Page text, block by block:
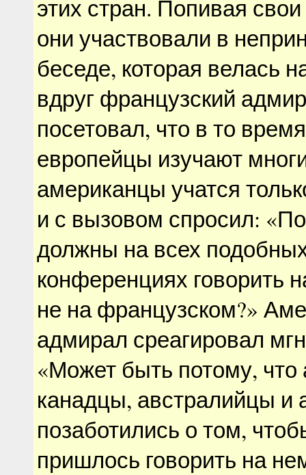
этих стран. Попивая
они участвовали в
беседе, которая велась
вдруг французский
посетовал, что в то
европейцы изучают
американцы учатся
и с вызовом спросил:
должны на всех
конференциях говорить
не на французском?»
адмирал среагировал
«Может быть потому, что
канадцы, австралийцы и
позаботились о том,
пришлось говорить на